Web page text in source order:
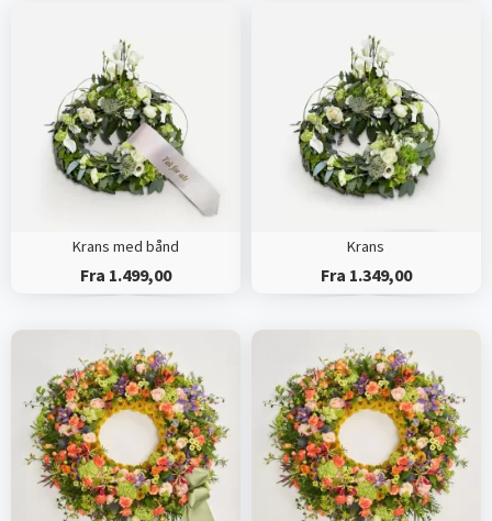
Krans med bånd
Fra 1.499,00
Krans
Fra 1.349,00